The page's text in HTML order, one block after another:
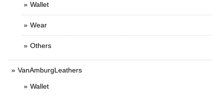
Wallet
Wear
Others
VanAmburgLeathers
Wallet